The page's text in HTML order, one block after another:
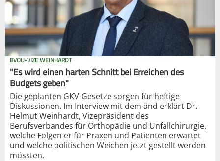
BVOU-VIZE WEINHARDT
"Es wird einen harten Schnitt bei Erreichen des
Budgets geben"
Die geplanten GKV-Gesetze sorgen für heftige
Diskussionen. Im Interview mit dem änd erklärt Dr.
Helmut Weinhardt, Vizepräsident des
Berufsverbandes für Orthopädie und Unfallchirurgie,
welche Folgen er für Praxen und Patienten erwartet
und welche politischen Weichen jetzt gestellt werden
müssten.